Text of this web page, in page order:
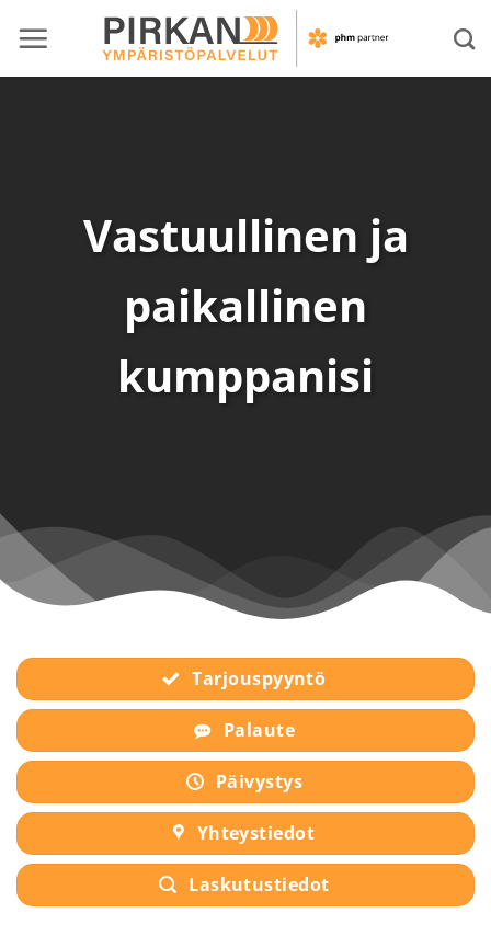
Vastuullinen ja
paikallinen
kumppanisi
Tarjouspyyntö
Palaute
Päivystys
Yhteystiedot
Laskutustiedot